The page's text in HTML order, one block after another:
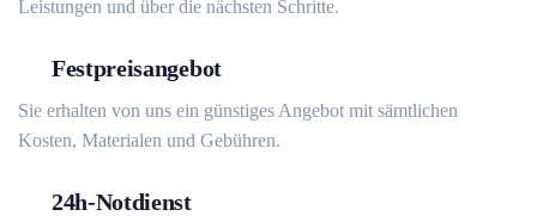
Leistungen und über die nächsten Schritte.
Festpreisangebot
Sie erhalten von uns ein günstiges Angebot mit sämtlichen
Kosten, Materialen und Gebühren.
24h-Notdienst